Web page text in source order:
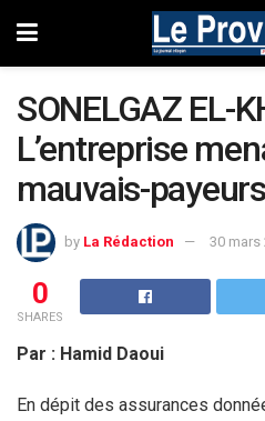
SONELGAZ EL-
L’entreprise
mauvais-payeurs
by La Rédaction 30 mars
0
SHARES
Par : Hamid Daoui
En dépit des assurances